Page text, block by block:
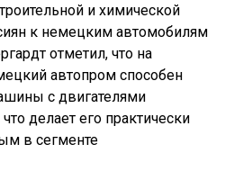
и химической
к немецким автомобилям
отметил, что на
автопром способен
с двигателями
делает его практически
в сегменте